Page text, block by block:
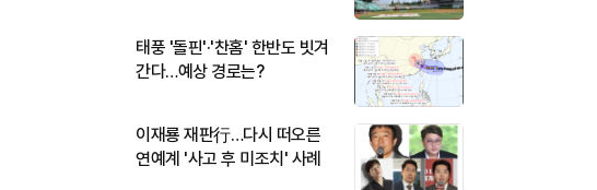
태풍 '돌핀'·'찬홈' 한반도 빗겨
간다…예상 경로는?
이재룡 재판行…다시 떠오른
연예계 '사고 후 미조치' 사례